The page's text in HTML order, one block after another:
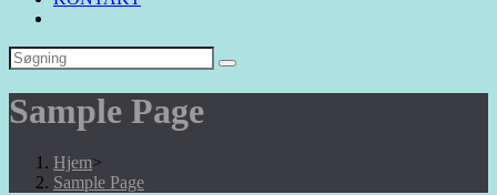
Sample Page
Hjem>
Sample Page